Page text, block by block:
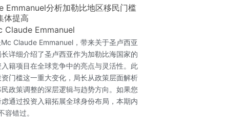
勒比之星”的品牌魅力与政策新篇章
Emmanuel
请到圣卢西亚投资移民局局长Mc Claude
被誉为“加勒比婴儿”却成长迅猛的投资入
，圣卢西亚凭借其连续10年蝉联“世界领
将身份价值延伸至护照之外。Emmanuel
国家经济增长、支持社会保障体系，并深
立“区域监管机构”以实现政策与定价统一
秘了即将实施的“5年内住满30天”居住要
亚的真实“大使”，亲身感受这里的双语文